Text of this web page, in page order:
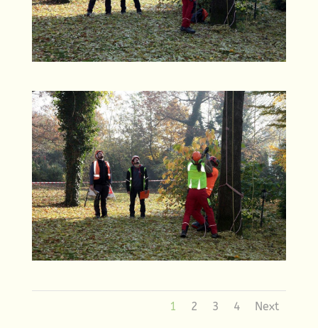
1 2 3 4 Next